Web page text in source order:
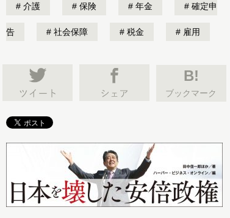
介護 保険 年金 確定申
告 社会保障 税金 雇用
B!
ブックマーク